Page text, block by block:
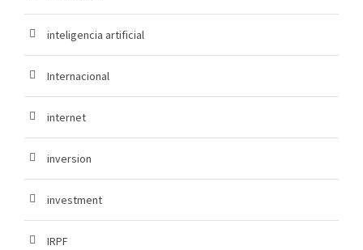
inteligencia artificial
Internacional
internet
inversion
investment
IRPF